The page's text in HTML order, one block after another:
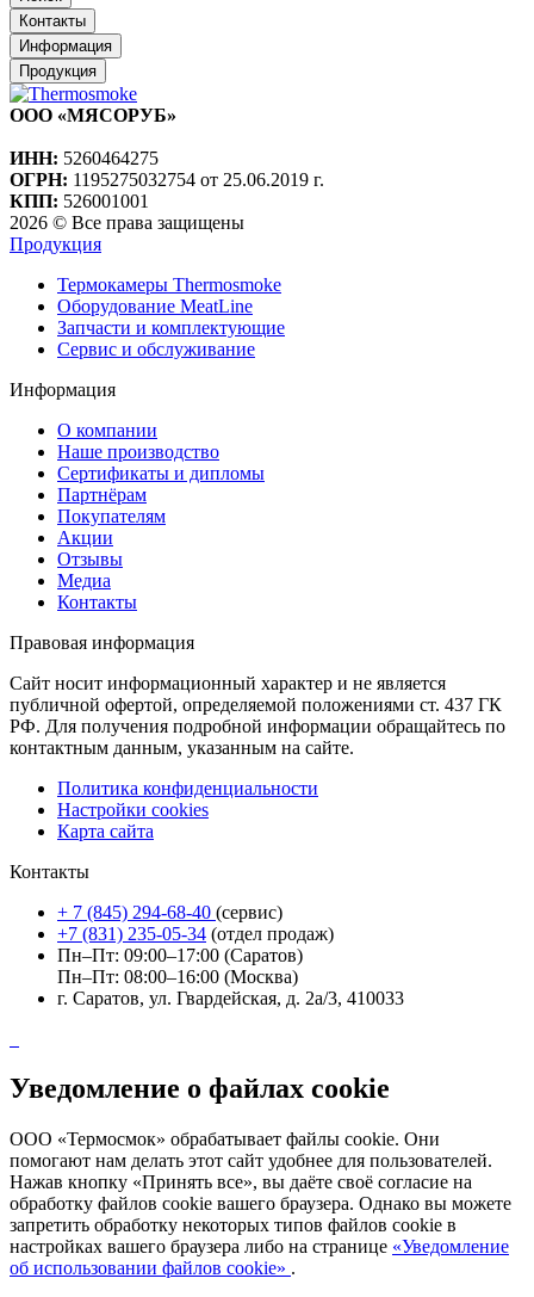
Контакты
Информация
Продукция
ООО «МЯСОРУБ»
ИНН: 5260464275
ОГРН: 1195275032754 от 25.06.2019 г.
КПП: 526001001
2026 © Все права защищены
Продукция
Термокамеры Thermosmoke
Оборудование MeatLine
Запчасти и комплектующие
Сервис и обслуживание
Информация
О компании
Наше производство
Сертификаты и дипломы
Партнёрам
Покупателям
Акции
Отзывы
Медиа
Контакты
Правовая информация
Сайт носит информационный характер и не является
публичной офертой, определяемой положениями ст. 437 ГК
РФ. Для получения подробной информации обращайтесь по
контактным данным, указанным на сайте.
Политика конфиденциальности
Настройки cookies
Карта сайта
Контакты
+ 7 (845) 294-68-40 (сервис)
+7 (831) 235-05-34 (отдел продаж)
Пн–Пт: 09:00–17:00 (Саратов)
Пн–Пт: 08:00–16:00 (Москва)
г. Саратов, ул. Гвардейская, д. 2а/3, 410033
Уведомление о файлах cookie
ООО «Термосмок» обрабатывает файлы cookie. Они
помогают нам делать этот сайт удобнее для пользователей.
Нажав кнопку «Принять все», вы даёте своё согласие на
обработку файлов cookie вашего браузера. Однако вы можете
запретить обработку некоторых типов файлов cookie в
настройках вашего браузера либо на странице «Уведомление
об использовании файлов cookie» .